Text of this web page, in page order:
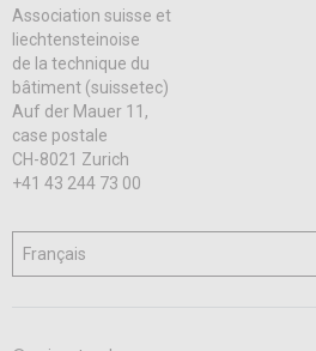
Association suisse et
liechtensteinoise
de la technique du
bâtiment (suissetec)
Auf der Mauer 11,
case postale
CH-8021 Zurich
+41 43 244 73 00